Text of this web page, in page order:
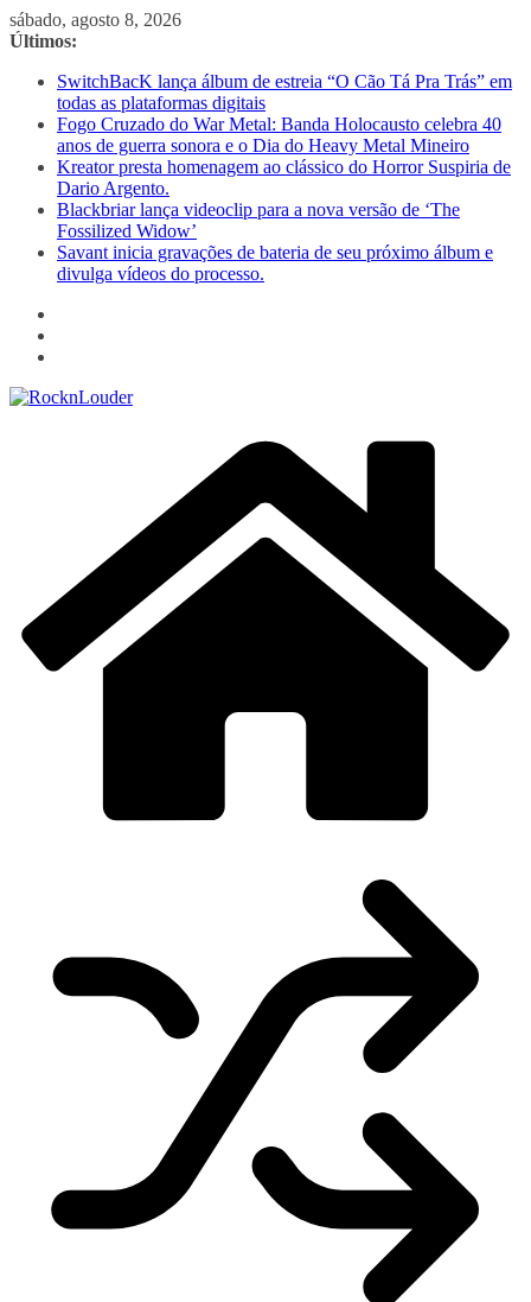
Pular
para
conteúdo
sábado, agosto 8, 2026
Últimos:
SwitchBacK lança álbum de estreia “O Cão Tá Pra Trás” em
todas as plataformas digitais
Fogo Cruzado do War Metal: Banda Holocausto celebra 40
anos de guerra sonora e o Dia do Heavy Metal Mineiro
Kreator presta homenagem ao clássico do Horror Suspiria de
Dario Argento.
Blackbriar lança videoclip para a nova versão de ‘The
Fossilized Widow’
Savant inicia gravações de bateria de seu próximo álbum e
divulga vídeos do processo.